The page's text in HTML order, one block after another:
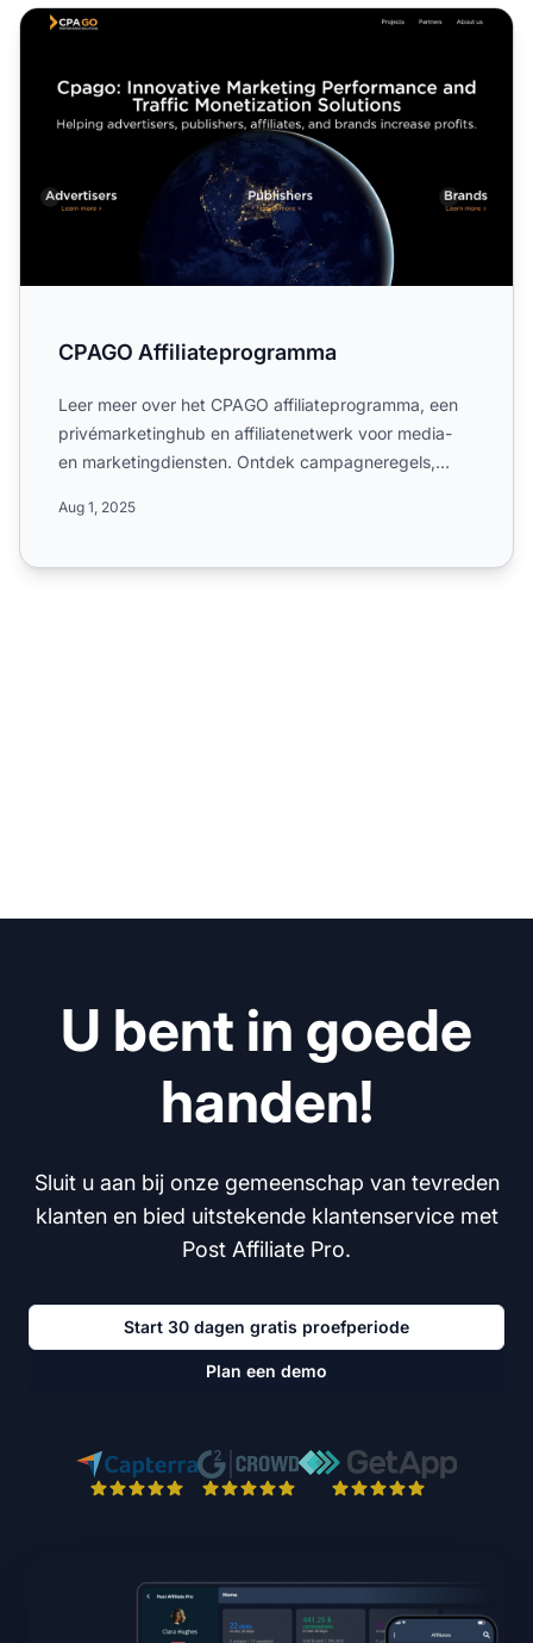
CPAGO Affiliateprogramma
CPAGO Affiliateprogramma
Leer meer over het CPAGO affiliateprogramma, een
privémarketinghub en affiliatenetwerk voor media-
en marketingdiensten. Ontdek campagneregels,
Aug 1, 2025
U bent in goede
handen!
Sluit u aan bij onze gemeenschap van tevreden
klanten en bied uitstekende klantenservice met
Post Affiliate Pro.
Start 30 dagen gratis proefperiode
Plan een demo